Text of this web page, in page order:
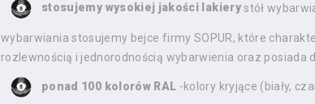
stosujemy wysokiej jakości lakierystół
wybarwiania stosujemy bejce firmy SOPUR, które
rozlewnością i jednorodnością wybarwienia oraz posiada
ponad 100 kolorów RAL -kolory kryjące (biały,